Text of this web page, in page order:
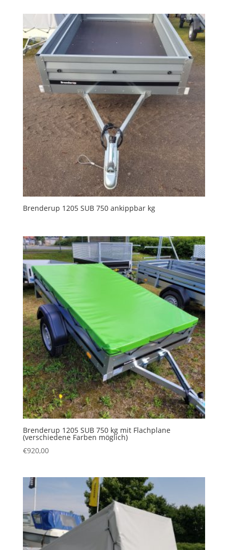
Brenderup 1205 SUB 750 ankippbar kg
Brenderup 1205 SUB 750 kg mit Flachplane
(verschiedene Farben möglich)
€920,00